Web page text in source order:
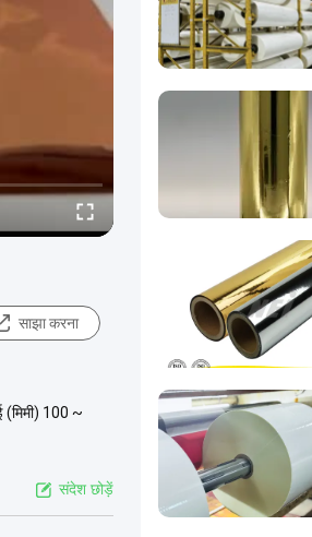
साझा करना
(मिमी) 100 ~
संदेश छोड़ें